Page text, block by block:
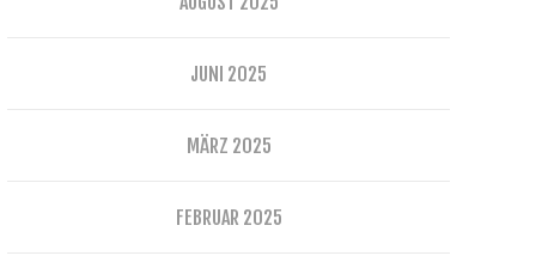
JUNI 2025
MÄRZ 2025
FEBRUAR 2025